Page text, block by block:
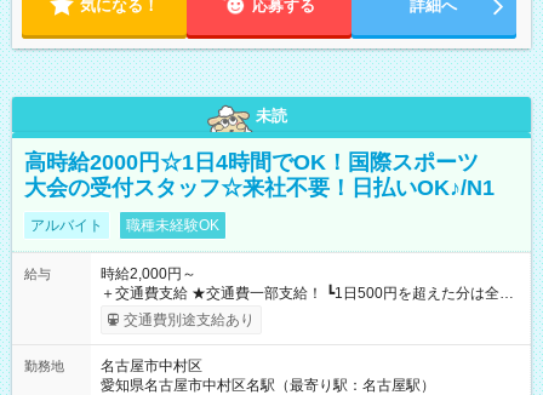
気になる！ 応募する 詳細へ
未読
高時給2000円☆1日4時間でOK！国際スポーツ
大会の受付スタッフ☆来社不要！日払いOK♪/N1
アルバイト 職種未経験OK
給与
時給2,000円～
＋交通費支給 ★交通費一部支給！ ┗1日500円を超えた分は全額
支給！ ※往復500円以内の方は自己負担となります ★日払い
OK！（規定あり） ┗働いたその日に現金GET♪ お仕事後はコン
期間なし
交通費別途支給あり
勤務地
名古屋市中村区
愛知県名古屋市中村区名駅（最寄り駅：名古屋駅）